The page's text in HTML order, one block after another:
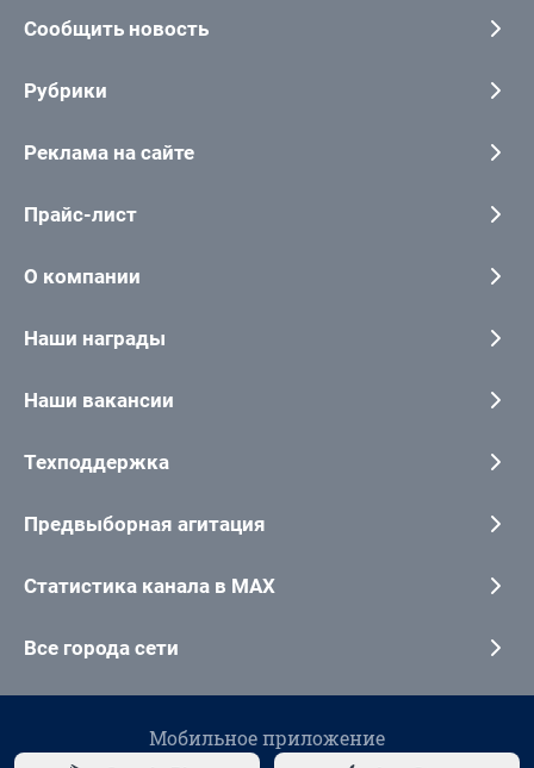
Сообщить новость
Рубрики
Реклама на сайте
Прайс-лист
О компании
Наши награды
Наши вакансии
Техподдержка
Предвыборная агитация
Статистика канала в MAX
Все города сети
Мобильное приложение